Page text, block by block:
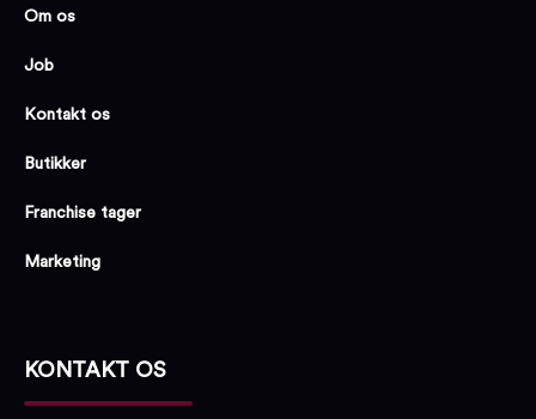
Om os
Job
Kontakt os
Butikker
Franchise tager
Marketing
KONTAKT OS